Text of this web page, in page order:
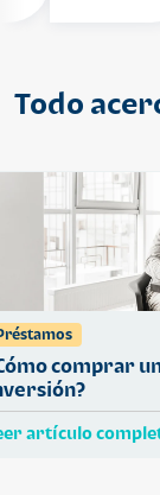
Todo
comprar
artículo